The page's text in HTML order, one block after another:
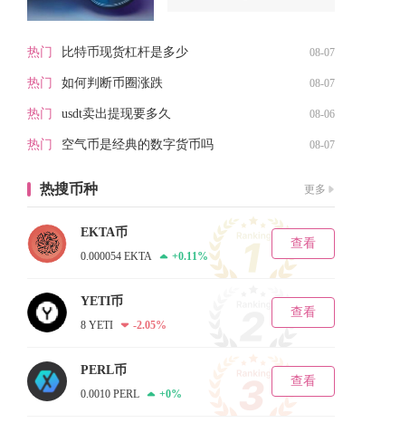
热门 比特币现货杠杆是多少 08-07
热门 如何判断币圈涨跌 08-07
热门 usdt卖出提现要多久 08-06
热门 空气币是经典的数字货币吗 08-07
热搜币种 更多
EKTA币
0.000054 EKTA +0.11%
查看
YETI币
8 YETI -2.05%
查看
PERL币
0.0010 PERL +0%
查看